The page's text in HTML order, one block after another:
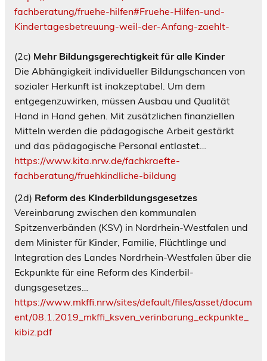
fachberatung/fruehe-hilfen#Fruehe-Hilfen-und-
Kindertagesbetreuung-weil-der-Anfang-zaehlt-
(2c) Mehr Bildungsgerechtigkeit für alle Kinder
Die Abhängigkeit individueller Bildungschancen von
sozialer Herkunft ist inakzeptabel. Um dem
entgegenzuwirken, müssen Ausbau und Qualität
Hand in Hand gehen. Mit zusätzlichen finanziellen
Mitteln werden die pädagogische Arbeit gestärkt
und das pädagogische Personal entlastet…
https://www.kita.nrw.de/fachkraefte-
fachberatung/fruehkindliche-bildung
(2d) Reform des Kinderbildungsgesetzes
Vereinbarung zwischen den kommunalen
Spitzenverbänden (KSV) in Nordrhein-Westfalen und
dem Minister für Kinder, Familie, Flüchtlinge und
Integration des Landes Nordrhein-Westfalen über die
Eckpunkte für eine Reform des Kinderbil­
dungsgesetzes…
https://www.mkffi.nrw/sites/default/files/asset/docum
ent/08.1.2019_mkffi_ksven_verinbarung_eckpunkte_
kibiz.pdf